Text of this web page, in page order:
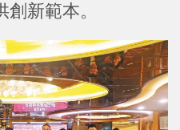
新範本。